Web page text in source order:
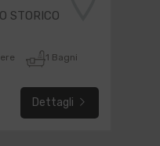
STORICO
1 Bagni
Dettagli